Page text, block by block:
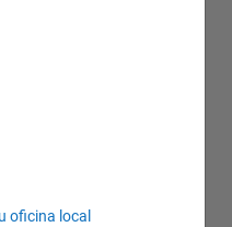
oficina local